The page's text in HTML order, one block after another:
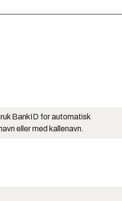
BankID for automatisk
eller med kallenavn.